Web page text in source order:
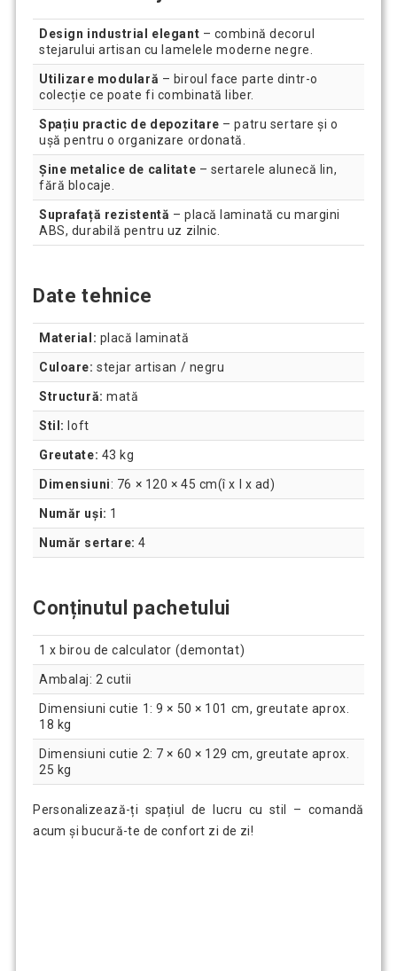
Design industrial elegant – combină decorul
stejarului artisan cu lamelele moderne negre.
Utilizare modulară – biroul face parte dintr-o
colecție ce poate fi combinată liber.
Spațiu practic de depozitare – patru sertare și o
ușă pentru o organizare ordonată.
Șine metalice de calitate – sertarele alunecă lin,
fără blocaje.
Suprafață rezistentă – placă laminată cu margini
ABS, durabilă pentru uz zilnic.
Date tehnice
Material: placă laminată
Culoare: stejar artisan / negru
Structură: mată
Stil: loft
Greutate: 43 kg
Dimensiuni: 76 × 120 × 45 cm(î x l x ad)
Număr uși: 1
Număr sertare: 4
Conținutul pachetului
1 x birou de calculator (demontat)
Ambalaj: 2 cutii
Dimensiuni cutie 1: 9 × 50 × 101 cm, greutate aprox.
18 kg
Dimensiuni cutie 2: 7 × 60 × 129 cm, greutate aprox.
25 kg
Personalizează-ți spațiul de lucru cu stil – comandă
acum și bucură-te de confort zi de zi!